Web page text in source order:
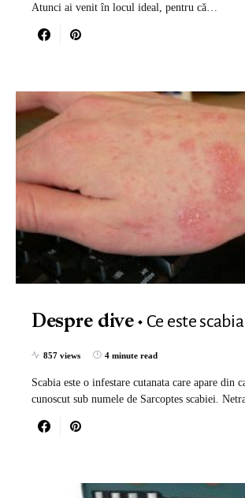
Atunci ai venit în locul ideal, pentru că…
Despre dive Ce este
857 views 4 minute read
Scabia este o infestare cutanata care apare din
cunoscut sub numele de Sarcoptes scabiei.